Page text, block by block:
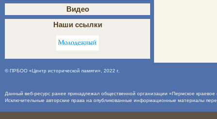
Видео
Наши ссылки
©ПРБОО «Центр исторической памяти», 2022 г.
Данный веб-ресурс ранее принадлежал общественной организации «Пермское
Исключительные авторские права на опубликованные информационные материалы